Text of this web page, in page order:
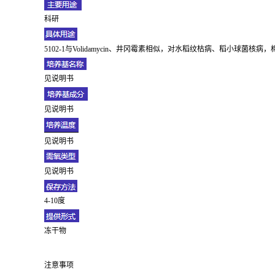
科研
5102-1与Volidamycin、井冈霉素相似，对水稻纹枯病、稻小球菌核病，
见说明书
见说明书
见说明书
见说明书
4-10度
冻干物
注意事项